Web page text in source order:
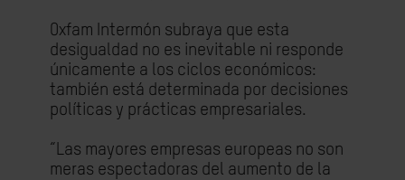
Oxfam Intermón subraya que esta
desigualdad no es inevitable ni responde
únicamente a los ciclos económicos:
también está determinada por decisiones
políticas y prácticas empresariales.
“Las mayores empresas europeas no son
meras espectadoras del aumento de la